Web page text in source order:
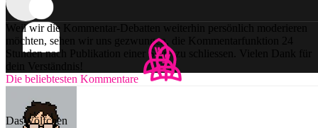
Weil wir die Kommentar-Debatten weiterhin persönlich moderieren
möchten, sehen wir uns gezwungen, die Kommentarfunktion 24
Stunden nach Publikation einer Story zu schliessen. Vielen Dank für
dein Verständnis!
Die beliebtesten Kommentare
DasWölfchen